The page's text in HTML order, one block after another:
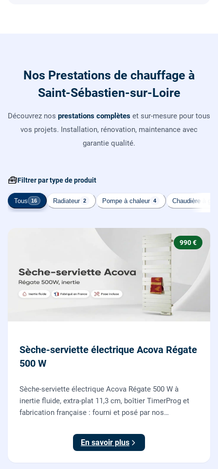
Nos Prestations de chauffage à
Saint-Sébastien-sur-Loire
Découvrez nos prestations complètes et sur-mesure pour tous
vos projets. Installation, rénovation, maintenance avec
garantie qualité.
🧰Filtrer par type de produit
Tous 16 Radiateur 2 Pompe à chaleur 4 Chaudière à gaz
990 €
Sèche-serviette électrique Acova Régate
500 W
Sèche-serviette électrique Acova Régate 500 W à
inertie fluide, extra-plat 11,3 cm, boîtier TimerProg et
fabrication française : fourni et posé par nos
En savoir plus